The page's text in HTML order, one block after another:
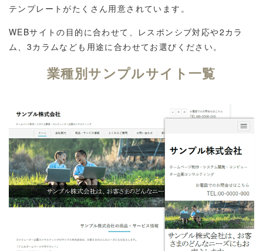
テンプレートがたくさん用意されています。
WEBサイトの目的に合わせて、レスポンシブ対応や2カラ
ム、3カラムなども用途に合わせてお選びください。
業種別サンプルサイト一覧